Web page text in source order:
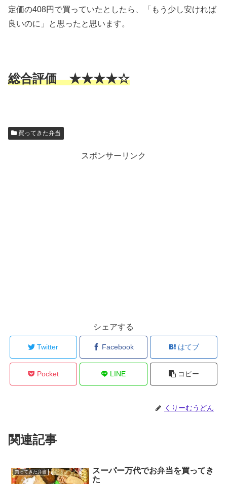
定価の408円で買っていたとしたら、「もう少し安ければ
良いのに」と思ったと思います。
総合評価 ★★★★☆
買ってきた弁当
スポンサーリンク
シェアする
Twitter Facebook はてブ
Pocket LINE コピー
くりーむうどん
関連記事
買ってきた弁当
スーパー万代でお弁当を買ってき
た